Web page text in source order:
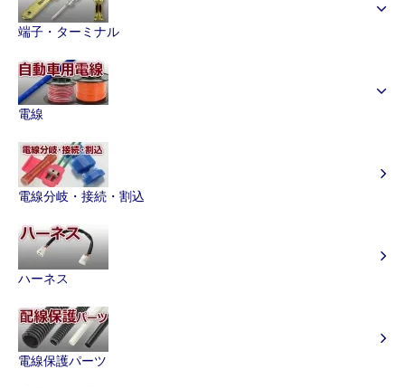
端子・ターミナル
電線
電線分岐・接続・割込
ハーネス
電線保護パーツ